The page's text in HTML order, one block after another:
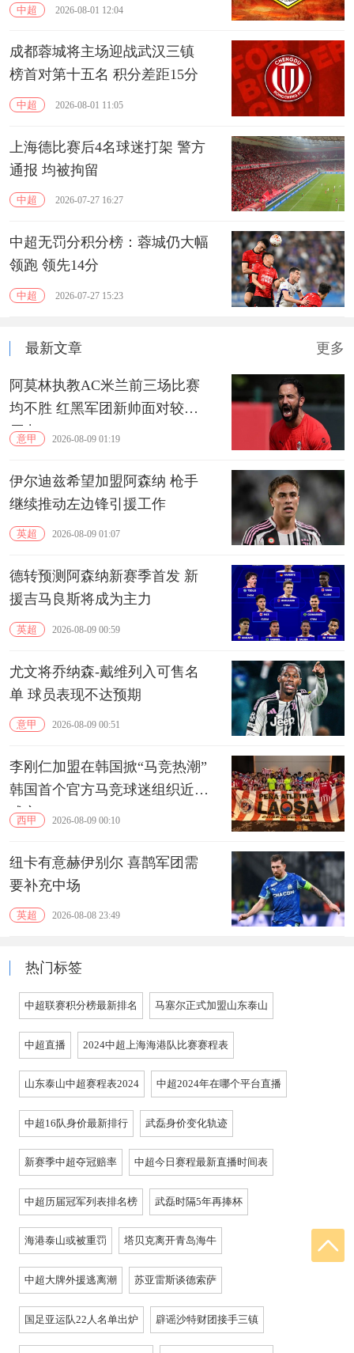
中超 2026-08-01 12:04
成都蓉城将主场迎战武汉三镇
榜首对第十五名 积分差距15分
中超 2026-08-01 11:05
上海德比赛后4名球迷打架 警方
通报 均被拘留
中超 2026-07-27 16:27
中超无罚分积分榜：蓉城仍大幅
领跑 领先14分
中超 2026-07-27 15:23
最新文章 更多
阿莫林执教AC米兰前三场比赛
均不胜 红黑军团新帅面对较大
压力
意甲 2026-08-09 01:19
伊尔迪兹希望加盟阿森纳 枪手
继续推动左边锋引援工作
英超 2026-08-09 01:07
德转预测阿森纳新赛季首发 新
援吉马良斯将成为主力
英超 2026-08-09 00:59
尤文将乔纳森-戴维列入可售名
单 球员表现不达预期
意甲 2026-08-09 00:51
李刚仁加盟在韩国掀“马竞热潮”
韩国首个官方马竞球迷组织近期
成立
西甲 2026-08-09 00:10
纽卡有意赫伊别尔 喜鹊军团需
要补充中场
英超 2026-08-08 23:49
热门标签
中超联赛积分榜最新排名 马塞尔正式加盟山东泰山
中超直播 2024中超上海海港队比赛赛程表
山东泰山中超赛程表2024 中超2024年在哪个平台直播
中超16队身价最新排行 武磊身价变化轨迹
新赛季中超夺冠赔率 中超今日赛程最新直播时间表
中超历届冠军列表排名榜 武磊时隔5年再捧杯
海港泰山或被重罚 塔贝克离开青岛海牛
中超大牌外援逃离潮 苏亚雷斯谈德索萨
国足亚运队22人名单出炉 辟谣沙特财团接手三镇